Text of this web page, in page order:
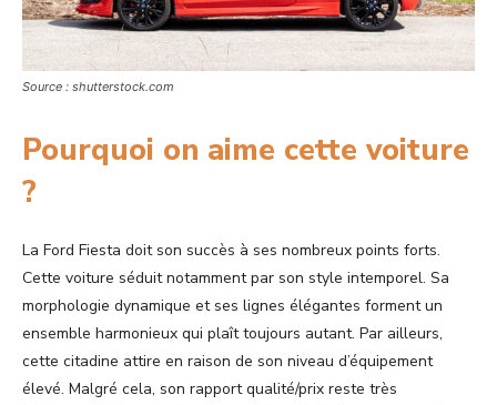
Source : shutterstock.com
Pourquoi on aime cette voiture
?
La Ford Fiesta doit son succès à ses nombreux points forts.
Cette voiture séduit notamment par son style intemporel. Sa
morphologie dynamique et ses lignes élégantes forment un
ensemble harmonieux qui plaît toujours autant. Par ailleurs,
cette citadine attire en raison de son niveau d’équipement
élevé. Malgré cela, son rapport qualité/prix reste très